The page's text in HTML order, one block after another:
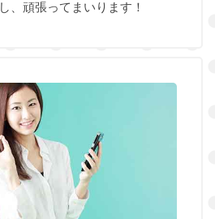
し、頑張ってまいります！